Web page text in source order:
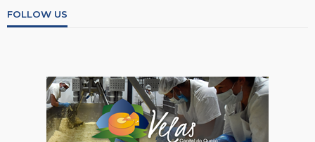
FOLLOW US